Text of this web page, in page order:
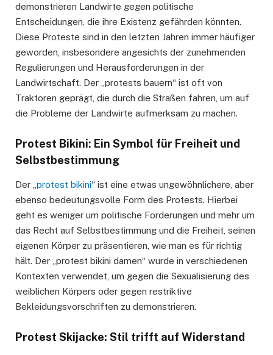
demonstrieren Landwirte gegen politische
Entscheidungen, die ihre Existenz gefährden könnten.
Diese Proteste sind in den letzten Jahren immer häufiger
geworden, insbesondere angesichts der zunehmenden
Regulierungen und Herausforderungen in der
Landwirtschaft. Der „protests bauern“ ist oft von
Traktoren geprägt, die durch die Straßen fahren, um auf
die Probleme der Landwirte aufmerksam zu machen.
Protest Bikini: Ein Symbol für Freiheit und
Selbstbestimmung
Der „ protest bikini“ ist eine etwas ungewöhnlichere, aber
ebenso bedeutungsvolle Form des Protests. Hierbei
geht es weniger um politische Forderungen und mehr um
das Recht auf Selbstbestimmung und die Freiheit, seinen
eigenen Körper zu präsentieren, wie man es für richtig
hält. Der „protest bikini damen“ wurde in verschiedenen
Kontexten verwendet, um gegen die Sexualisierung des
weiblichen Körpers oder gegen restriktive
Bekleidungsvorschriften zu demonstrieren.
Protest Skijacke: Stil trifft auf Widerstand